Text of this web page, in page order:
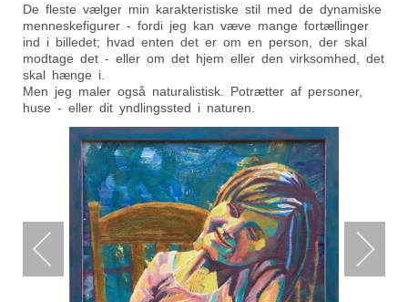
De fleste vælger min karakteristiske stil med de dynamiske
menneskefigurer - fordi jeg kan væve mange fortællinger
ind i billedet; hvad enten det er om en person, der skal
modtage det - eller om det hjem eller den virksomhed, det
skal hænge i.
Men jeg maler også naturalistisk. Potrætter af personer,
huse - eller dit yndlingssted i naturen.